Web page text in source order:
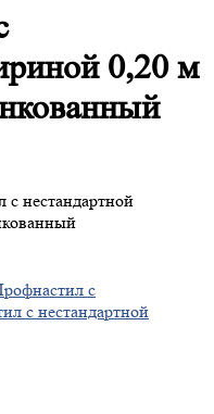
0,20 м
с нестандартной
с
с нестандартной